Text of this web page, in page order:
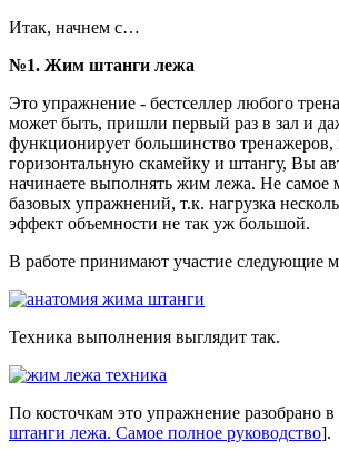
Итак, начнем с…
№1. Жим штанги лежа
Это упражнение - бестселлер любого
может быть, пришли первый раз в зал и
функционирует большинство тренажеров,
горизонтальную скамейку и штангу, Вы
начинаете выполнять жим лежа. Не самое
базовых упражнений, т.к. нагрузка
эффект объемности не так уж большой.
В работе принимают участие
Техника выполнения выглядит так.
По косточкам это упражнение разобрано в
штанги лежа. Самое полное руководство].